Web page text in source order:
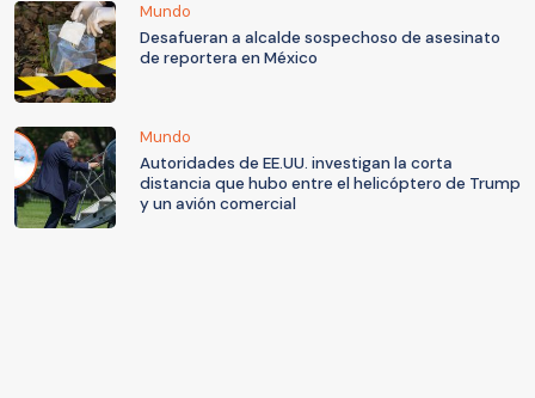
Mundo
Desafueran a alcalde sospechoso de asesinato
de reportera en México
Mundo
Autoridades de EE.UU. investigan la corta
distancia que hubo entre el helicóptero de Trump
y un avión comercial